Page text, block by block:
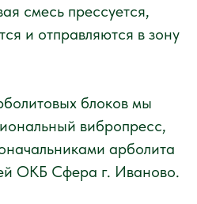
смесь прессуется,
и отправляются в зону
блоков мы
вибропресс,
арболита
ОКБ Сфера г. Иваново.